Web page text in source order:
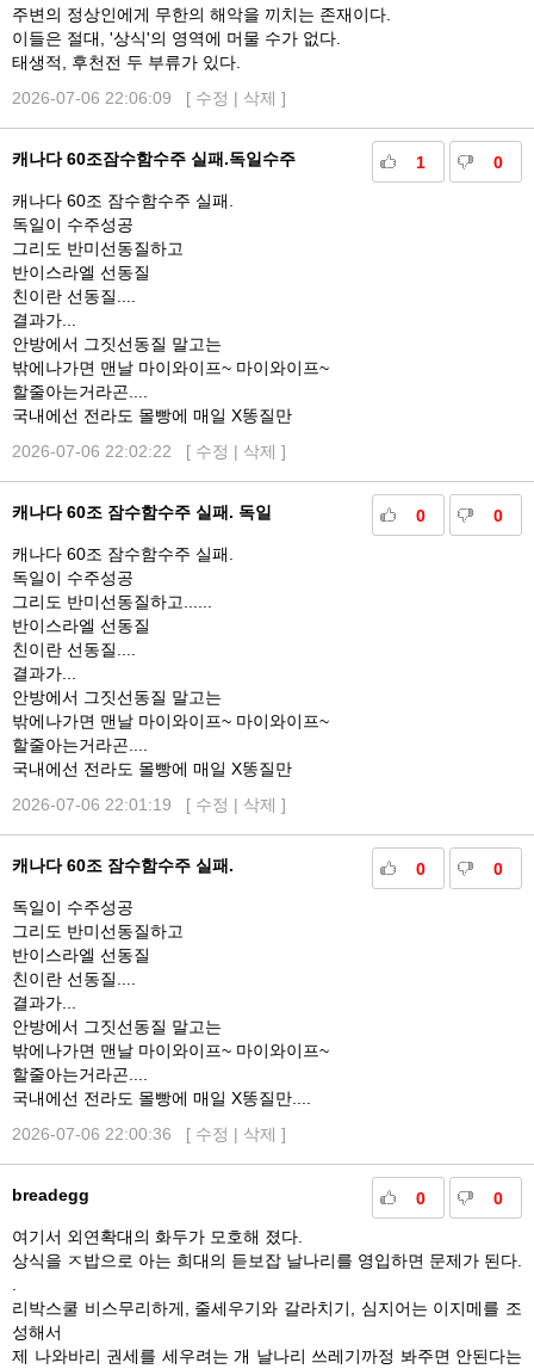
주변의 정상인에게 무한의 해악을 끼치는 존재이다.
이들은 절대, '상식'의 영역에 머물 수가 없다.
태생적, 후천전 두 부류가 있다.
2026-07-06 22:06:09 [ 수정 | 삭제 ]
1 0
캐나다 60조잠수함수주 실패.독일수주
캐나다 60조 잠수함수주 실패.
독일이 수주성공
그리도 반미선동질하고
반이스라엘 선동질
친이란 선동질....
결과가...
안방에서 그짓선동질 말고는
밖에나가면 맨날 마이와이프~ 마이와이프~
할줄아는거라곤....
국내에선 전라도 몰빵에 매일 X똥질만
2026-07-06 22:02:22 [ 수정 | 삭제 ]
0 0
캐나다 60조 잠수함수주 실패. 독일
캐나다 60조 잠수함수주 실패.
독일이 수주성공
그리도 반미선동질하고......
반이스라엘 선동질
친이란 선동질....
결과가...
안방에서 그짓선동질 말고는
밖에나가면 맨날 마이와이프~ 마이와이프~
할줄아는거라곤....
국내에선 전라도 몰빵에 매일 X똥질만
2026-07-06 22:01:19 [ 수정 | 삭제 ]
0 0
캐나다 60조 잠수함수주 실패.
독일이 수주성공
그리도 반미선동질하고
반이스라엘 선동질
친이란 선동질....
결과가...
안방에서 그짓선동질 말고는
밖에나가면 맨날 마이와이프~ 마이와이프~
할줄아는거라곤....
국내에선 전라도 몰빵에 매일 X똥질만....
2026-07-06 22:00:36 [ 수정 | 삭제 ]
0 0
breadegg
여기서 외연확대의 화두가 모호해 졌다.
상식을 ㅈ밥으로 아는 희대의 듣보잡 날나리를 영입하면 문제가 된다.
리박스쿨 비스무리하게, 줄세우기와 갈라치기, 심지어는 이지메를 조
성해서
제 나와바리 권세를 세우려는 개 날나리 쓰레기까정 봐주면 안된다는